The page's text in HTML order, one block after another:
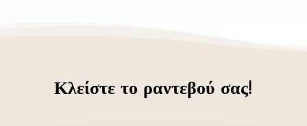
Κλείστε το ραντεβού σας!